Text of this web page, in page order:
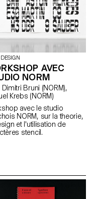
Ganz fette
This interpretation of
by Herrlinger &
from 1881 is taking a
approach on
squarish grotesks.
AVEC
NORM
Krebs (NORM)
avec le studio
NORM, sur la theorie,
et l'utilisation de
stencil.